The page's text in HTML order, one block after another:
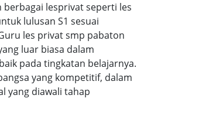
lesprivat seperti les
lulusan S1 sesuai
les privat smp pabaton
luar biasa dalam
pada tingkatan belajarnya.
yang kompetitif, dalam
yang diawali tahap